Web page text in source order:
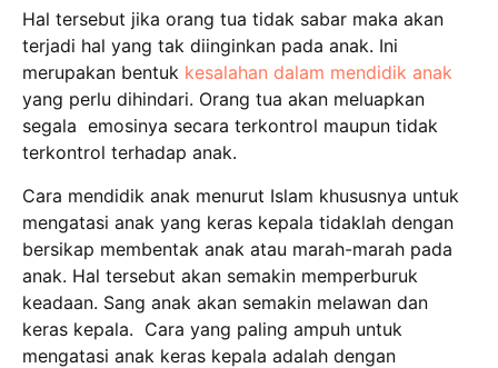
Hal tersebut jika orang tua tidak sabar maka akan
terjadi hal yang tak diinginkan pada anak. Ini
merupakan bentuk kesalahan dalam mendidik anak
yang perlu dihindari. Orang tua akan meluapkan
segala emosinya secara terkontrol maupun tidak
terkontrol terhadap anak.
Cara mendidik anak menurut Islam khususnya untuk
mengatasi anak yang keras kepala tidaklah dengan
bersikap membentak anak atau marah-marah pada
anak. Hal tersebut akan semakin memperburuk
keadaan. Sang anak akan semakin melawan dan
keras kepala. Cara yang paling ampuh untuk
mengatasi anak keras kepala adalah dengan